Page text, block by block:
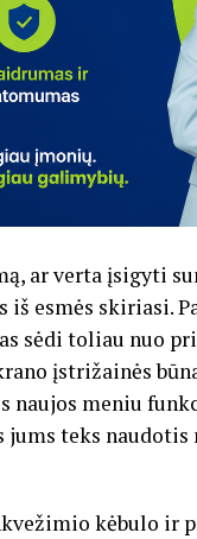
ar verta įsigyti
iš esmės skiriasi.
sėdi toliau nuo
įstrižainės
naujos meniu
teks
kėbulo ir